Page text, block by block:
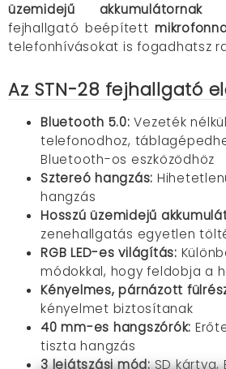
üzemidejű akkumulátornak
fejhallgató beépített
telefonhívásokat is fogadhatsz
Az STN-28 fejhallgató
Bluetooth 5.0: Vezeték
telefonodhoz,
Bluetooth-os eszközödhöz
Sztereó hangzás:
hangzás
Hosszú üzemidejű
zenehallgatás egyetlen
RGB LED-es világítás:
módokkal, hogy feldobja a
Kényelmes, párnázott
kényelmet biztosítanak
40 mm-es hangszórók:
tiszta hangzás
3 lejátszási mód:SD kártya,